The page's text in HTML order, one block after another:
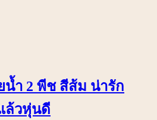
น้ำ 2 พีช สีส้ม น่ารัก
ล้วหุ่นดี